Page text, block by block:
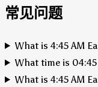
常见问题
What is 4:45 AM
What time is 04:45
What is 4:45 AM